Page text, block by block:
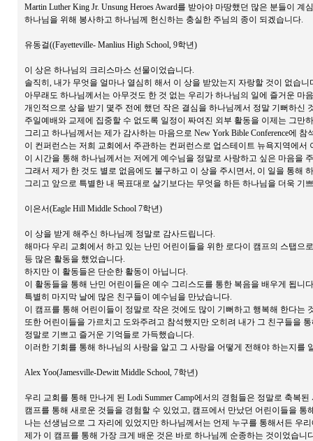
Martin Luther King Jr. Unsung Heroes Award를 받아야 마땅했던 많은 분들이
하나님을 위해 봉사하고 하나님께 헌신하는 충실한 주님의 종이 되겠습니다.
유동걸((Fayetteville- Manlius High School, 9학년)
이 상은 하나님의 크리스마스 선물이었습니다.
솔직히, 내가 무엇을 얼마나 열심히 해서 이 상을 받았는지 자랑할 것이 없습니
아무래도 하나님께서는 아무것도 한 것 없는 우리가 하나님의 일에 즐거운 마
개인적으로 상을 받기 몇주 전에 했던 작은 결심을 하나님께서 정말 기뻐하신
주일예배와 교제에 집중할 수 없도록 일정이 짜여진 외부 활동을 이제는 그만
그리고 하나님께서는 제가 감사하는 마음으로 New York Bible Conference에 참
이 컨퍼런스는 저희 교회에서 주관하는 컨퍼런스로 업스테이트 뉴욕지역에서
이 시간을 통해 하나님께서는 저에게 예수님을 정말로 사랑하고 싶은 마음을
그래서 제가 한 것도 별로 없음에도 불구하고 이 상을 주시면서, 이 일을 통해
그리고 앞으로 특별한 내 목표대로 살기보다는 무엇을 하든 하나님을 더욱
이은서(Eagle Hill Middle School 7학년)
이 상을 받게 해주신 하나님께 정말로 감사드립니다.
해마다 우리 교회에서 하고 있는 난민 어린이들을 위한 로다이 캠프의 스탭으
등 많은 활동을 했었습니다.
하지만 이 활동들은 단순한 활동이 아닙니다.
이 활동들을 통해 난민 어린이들은 예수 그리스도를 통한 복음을 배우게 됩니
특별히 마지막 날에 많은 친구들이 예수님을 만났습니다.
이 캠프를 통해 어린이들이 정말로 작은 것에도 많이 기뻐하고 행복해 한다는
또한 어린이들을 가르치고 도와주려고 참석했지만 오히려 내가 그 친구들을
정말로 기쁘고 즐거운 기억들로 가득했습니다.
이러한 기회를 통해 하나님의 사랑을 알고 그 사랑을 어떻게 전해야 하는지를
Alex Yoo(Jamesville-Dewitt Middle School, 7학년)
우리 교회를 통해 만나게 된 Lodi Summer Camp에서의 경험들은 정말로 축복
캠프를 통해 새로운 것들을 경험할 수 있었고, 캠프에서 만났던 어린이들을 통
나는 선생님으로 그 자리에 있었지만 하나님께서는 언제 누구를 통해서든 우
제가 이 캠프를 통해 가장 크게 배운 것은 바로 하나님께 순종하는 것이었습니